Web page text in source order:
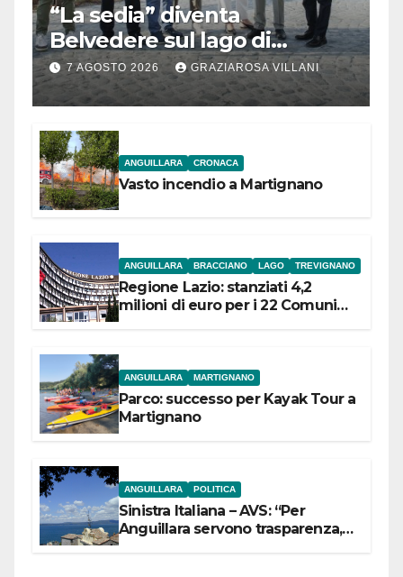
“La sedia” diventa
Belvedere sul lago di
Bracciano: ieri
l’inaugurazione
7 AGOSTO 2026 GRAZIAROSA VILLANI
ANGUILLARA CRONACA
Vasto incendio a Martignano
ANGUILLARA BRACCIANO LAGO TREVIGNANO
Regione Lazio: stanziati 4,2
milioni di euro per i 22 Comuni
ANGUILLARA MARTIGNANO
Parco: successo per Kayak Tour a
Martignano
ANGUILLARA POLITICA
Sinistra Italiana – AVS: “Per
Anguillara servono trasparenza,